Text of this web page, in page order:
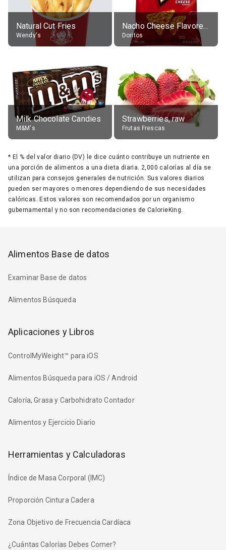
Natural Cut Fries
Wendy's
Nacho Cheese Flavored Tortilla Chips
Doritos
Milk Chocolate Candies
M&M's
Strawberries, raw
Frutas Frescas
* El % del valor diario (DV) le dice cuánto contribuye un nutriente en
una porción de alimentos a una dieta diaria. 2,000 calorías al día se
utilizan para consejos generales de nutrición. Sus valores diarios
pueden ser mayores o menores dependiendo de sus necesidades
calóricas. Estos valores son recomendados por un organismo
gubernamental y no son recomendaciones de CalorieKing.
Alimentos Base de datos
Examinar Base de datos
Alimentos Búsqueda
Aplicaciones y Libros
ControlMyWeight™ para iOS
Alimentos Búsqueda para iOS / Android
Caloría, Grasa y Carbohidrato Contador
Alimentos y Ejercicio Diario
Herramientas y Calculadoras
Índice de Masa Corporal (IMC)
Proporción Cintura Cadera
Zona Objetivo de Frecuencia Cardíaca
¿Cuántas Calorías Debes Comer?